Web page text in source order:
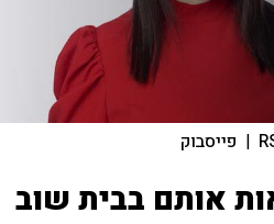
| פייסבוק
אותם בבית שוב